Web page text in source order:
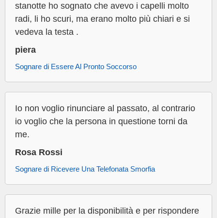
stanotte ho sognato che avevo i capelli molto
radi, li ho scuri, ma erano molto più chiari e si
vedeva la testa .
piera
Sognare di Essere Al Pronto Soccorso
Io non voglio rinunciare al passato, al contrario
io voglio che la persona in questione torni da
me.
Rosa Rossi
Sognare di Ricevere Una Telefonata Smorfia
Grazie mille per la disponibilità e per rispondere